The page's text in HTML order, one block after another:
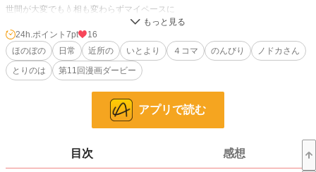
世間が大変でも💧相も変わらずマイペースに
日々を過ごすヘンテコ宇宙人とりのと、
地球人ノドカとのやりとりで、ほのぼの
するはずの、日常系４コマ漫画(^_^)／
月イチ更新中♪
251 位 / 8,555 件
44 位 / 2,488 件
24h.ポイント 7pt
16
ほのぼの
日常 近所の いとより ４コマ のんびり
ノドカさん
とりのは
第11回漫画ダービー
アプリで読む
目次 感想